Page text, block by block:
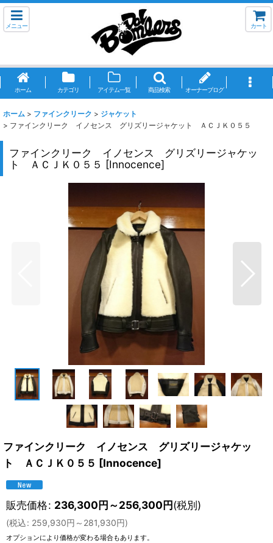
メニュー カート
ホーム カテゴリ アイテム一覧 商品検索 オーナーブログ
ホーム > ファインクリーク > ジャケット
> ファインクリーク イノセンス グリズリージャケット ＡＣＪＫ０５５
ファインクリーク イノセンス グリズリージャケッ
ト ＡＣＪＫ０５５ [Innocence]
ファインクリーク イノセンス グリズリージャケッ
ト ＡＣＪＫ０５５ [Innocence]
販売価格: 236,300円～256,300円(税別)
(税込: 259,930円 ～281,930円)
オプションにより価格が変わる場合もあります。